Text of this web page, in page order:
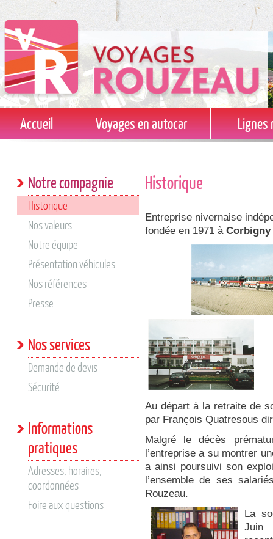
Accueil Voyages en autocar Lignes
Notre compagnie
Historique
Nos valeurs
Notre équipe
Présentation véhicules
Nos références
Presse
Nos services
Demande de devis
Sécurité
Informations
pratiques
Adresses, horaires,
coordonnées
Foire aux questions
Historique
Entreprise nivernaise
fondée en 1971 à Corbigny
Au départ à la retraite de
par François Quatresous
Malgré le décès
l’entreprise a su montrer
a ainsi poursuivi son
l’ensemble de ses
Rouzeau.
La
Juin